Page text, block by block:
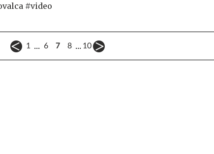
#video
1 ... 6 7 8 ... 10